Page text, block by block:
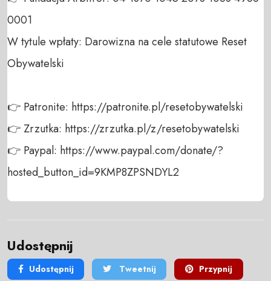
0001
W tytule wpłaty: Darowizna na cele statutowe Reset
Obywatelski
👉 Patronite: https://patronite.pl/resetobywatelski
👉 Zrzutka: https://zrzutka.pl/z/resetobywatelski
👉 Paypal: https://www.paypal.com/donate/?
hosted_button_id=9KMP8ZPSNDYL2
Udostępnij
Udostępnij Tweetnij Przypnij